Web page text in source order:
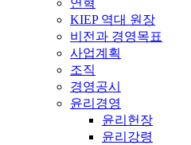
KIEP 역대 원장
비전과 경영목표
사업계획
조직
경영공시
윤리경영
윤리헌장
윤리강령